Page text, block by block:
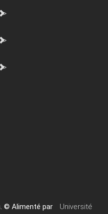
">
">
">
© Alimenté par Université